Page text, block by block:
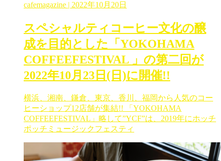
cafemagazine | 2022年10月20日
スペシャルティコーヒー文化の醸
成を目的とした「YOKOHAMA
COFFEEFESTIVAL 」の第二回が
2022年10月23日(日)に開催!!
横浜、湘南、鎌倉、東京、香川、福岡から人気のコー
ヒーショップ12店舗が集結!! 「YOKOHAMA
COFFEEFESTIVAL」略して”YCF”は、2019年にホッチ
ポッチミュージックフェスティ